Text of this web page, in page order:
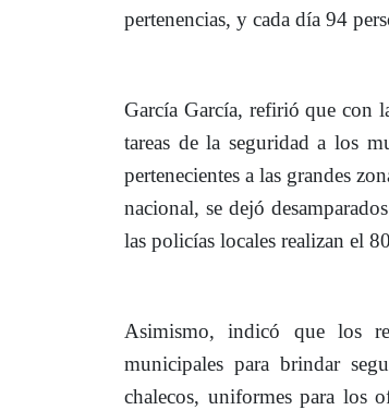
pertenencias, y cada día 94
García García, refirió que con
tareas de la seguridad a los
pertenecientes a las grandes
nacional, se dejó
las policías locales realizan el
Asimismo, indicó que los
municipales para brindar
chalecos, uniformes para los